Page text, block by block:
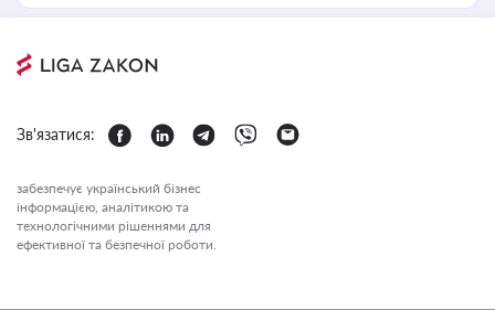
Зв'язатися:
забезпечує український бізнес
інформацією, аналітикою та
технологічними рішеннями для
ефективної та безпечної роботи.